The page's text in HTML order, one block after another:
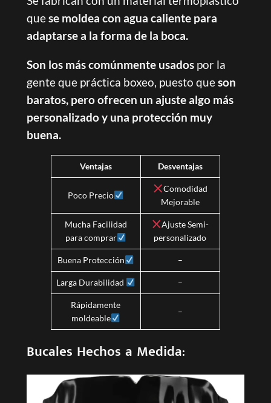
quese moldea con agua caliente para
adaptarse a la forma de la boca.
Son los más comúnmente usadospor la
gente que práctica boxeo, puesto queson
baratos, pero ofrecen un ajuste algo más
personalizado y una protección muy
buena.
Ventajas Desventajas
Poco Precio
Comodidad
Mejorable
Mucha Facilidad
para comprar
Ajuste Semi-
personalizado
Buena Protección –
Larga Durabilidad –
Rápidamente
moldeable
–
Bucales Hechos a Medida: